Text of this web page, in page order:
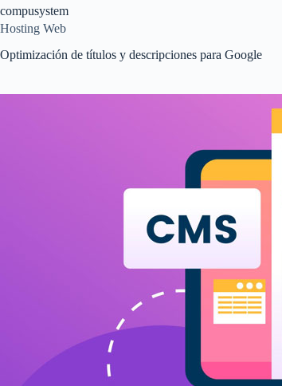
Saltar
contenido
compusystem
Hosting Web
Optimización de títulos y descripciones para Google